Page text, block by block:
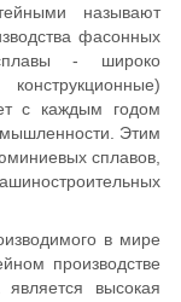
называют
фасонных
- широко
с каждым годом
Этим
сплавов,
в мире
производстве
является высокая